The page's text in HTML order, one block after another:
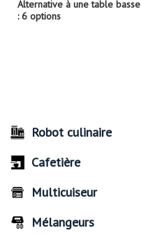
Alternative à une table basse
: 6 options
Robot culinaire
Cafetière
Multicuiseur
Mélangeurs